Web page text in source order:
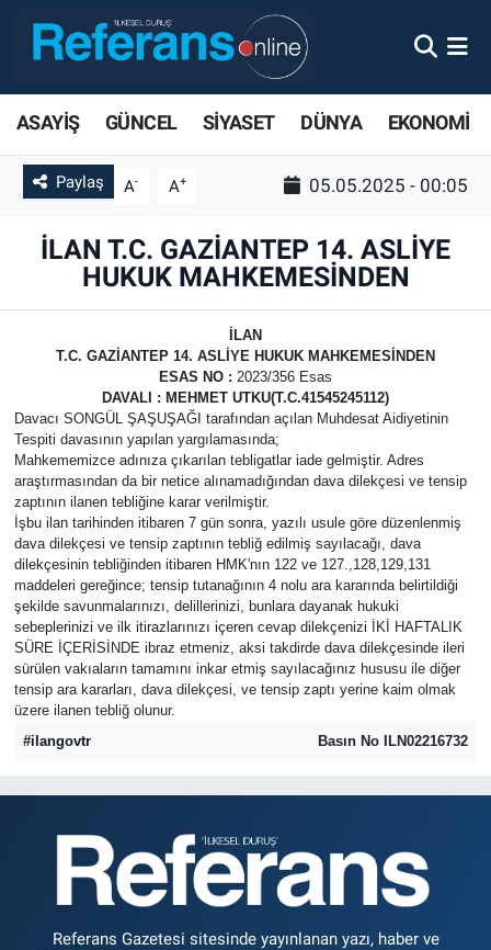
ASAYİŞ GÜNCEL SİYASET DÜNYA EKONOMİ
Paylaş A- A+ 05.05.2025 - 00:05
İLAN T.C. GAZİANTEP 14. ASLİYE
HUKUK MAHKEMESİNDEN
İLAN
T.C. GAZİANTEP 14. ASLİYE HUKUK MAHKEMESİNDEN
ESAS NO : 2023/356 Esas
DAVALI : MEHMET UTKU(T.C.41545245112)
Davacı SONGÜL ŞAŞUŞAĞI tarafından açılan Muhdesat Aidiyetinin
Tespiti davasının yapılan yargılamasında;
Mahkememizce adınıza çıkarılan tebligatlar iade gelmiştir. Adres
araştırmasından da bir netice alınamadığından dava dilekçesi ve tensip
zaptının ilanen tebliğine karar verilmiştir.
İşbu ilan tarihinden itibaren 7 gün sonra, yazılı usule göre düzenlenmiş
dava dilekçesi ve tensip zaptının tebliğ edilmiş sayılacağı, dava
dilekçesinin tebliğinden itibaren HMK'nın 122 ve 127.,128,129,131
maddeleri gereğince; tensip tutanağının 4 nolu ara kararında belirtildiği
şekilde savunmalarınızı, delillerinizi, bunlara dayanak hukuki
sebeplerinizi ve ilk itirazlarınızı içeren cevap dilekçenizi İKİ HAFTALIK
SÜRE İÇERİSİNDE ibraz etmeniz, aksi takdirde dava dilekçesinde ileri
sürülen vakıaların tamamını inkar etmiş sayılacağınız hususu ile diğer
tensip ara kararları, dava dilekçesi, ve tensip zaptı yerine kaim olmak
üzere ilanen tebliğ olunur.
#ilangovtr
Basın No ILN02216732
Referans Gazetesi sitesinde yayınlanan yazı, haber ve